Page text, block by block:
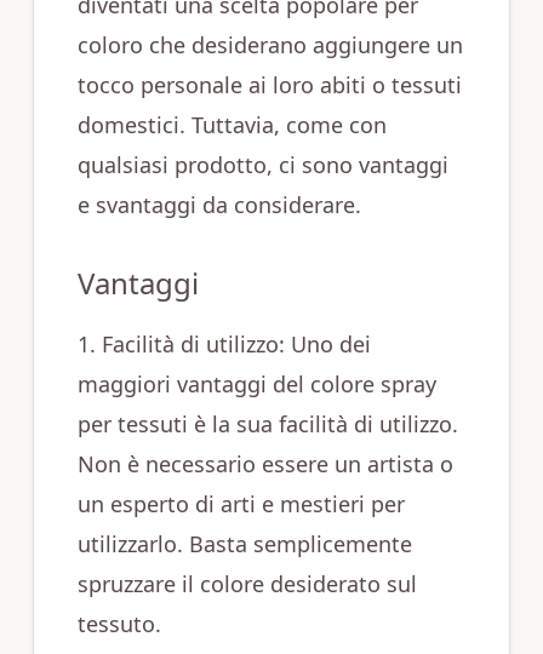
coloro che desiderano aggiungere un
tocco personale ai loro abiti o tessuti
domestici. Tuttavia, come con
qualsiasi prodotto, ci sono vantaggi
e svantaggi da considerare.
Vantaggi
1. Facilità di utilizzo: Uno dei
maggiori vantaggi del colore spray
per tessuti è la sua facilità di utilizzo.
Non è necessario essere un artista o
un esperto di arti e mestieri per
utilizzarlo. Basta semplicemente
spruzzare il colore desiderato sul
tessuto.